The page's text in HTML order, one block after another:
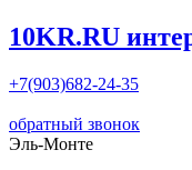
10KR.RU
+7(903)682-24-35
обратный звонок
Эль-Монте